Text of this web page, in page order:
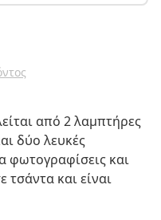
από 2 λαμπτήρες
δύο λευκές
φωτογραφίσεις και
τσάντα και είναι